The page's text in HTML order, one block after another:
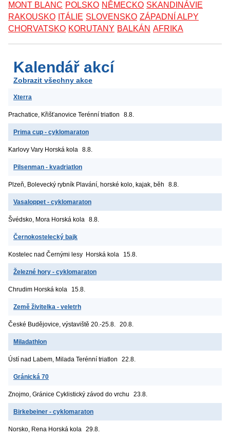
MONT BLANC POLSKO NĚMECKO SKANDINÁVIE
RAKOUSKO ITÁLIE SLOVENSKO ZÁPADNÍ ALPY
CHORVATSKO KORUTANY BALKÁN AFRIKA
Kalendář akcí
Zobrazit všechny akce
Xterra
Prachatice, Křišťanovice Terénní triatlon 8.8.
Prima cup - cyklomaraton
Karlovy Vary Horská kola 8.8.
Pilsenman - kvadriatlon
Plzeň, Bolevecký rybník Plavání, horské kolo, kajak, běh 8.8.
Vasaloppet - cyklomaraton
Švédsko, Mora Horská kola 8.8.
Černokostelecký bajk
Kostelec nad Černými lesy Horská kola 15.8.
Železné hory - cyklomaraton
Chrudim Horská kola 15.8.
Země živitelka - veletrh
České Budějovice, výstaviště 20.-25.8. 20.8.
Miladathlon
Ústí nad Labem, Milada Terénní triatlon 22.8.
Gránická 70
Znojmo, Gránice Cyklistický závod do vrchu 23.8.
Birkebeiner - cyklomaraton
Norsko, Rena Horská kola 29.8.